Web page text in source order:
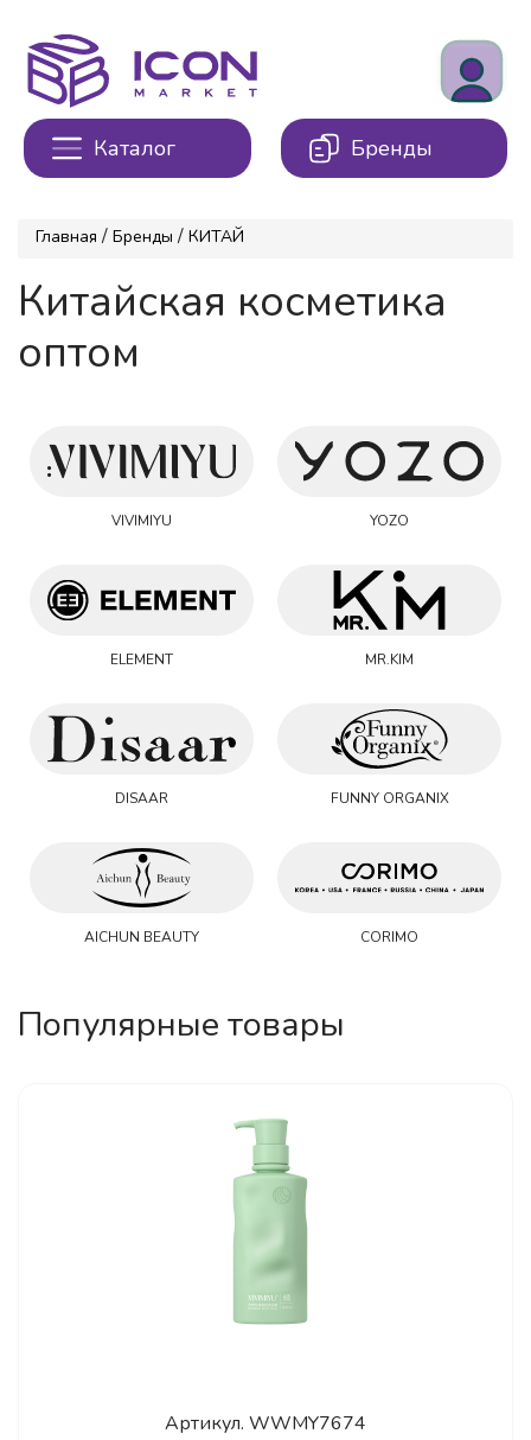
Каталог Бренды
Главная / Бренды / КИТАЙ
Китайская косметика
оптом
VIVIMIYU YOZO
ELEMENT MR.KIM
DISAAR FUNNY ORGANIX
AICHUN BEAUTY CORIMO
Популярные товары
Артикул. WWMY7674